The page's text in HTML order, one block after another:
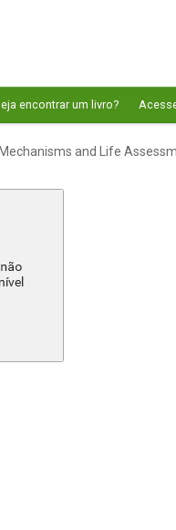
encontrar um livro?
and Life